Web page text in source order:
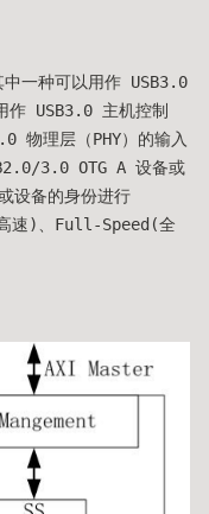
一种可以用作 USB3.0
作 USB3.0 主机控制
物理层（PHY）的输入
3.0 OTG A 设备或
设备的身份进行
速)、Full-Speed(全